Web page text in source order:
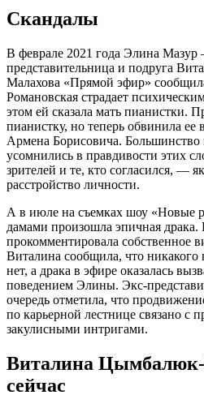
Скандалы
В феврале 2021 года Элина
представительница и подруга
Малахова «Прямой эфир»
Романовская страдает
этом ей сказала мать пианистки.
пианистку, но теперь обвинила
Армена Борисовича. Большинство
усомнились в правдивости этих
зрителей и те, кто согласился, —
расстройство личности.
А в июле на съемках шоу «Новые
дамами произошла эпичная драка.
прокомментировала собственное
Виталина сообщила, что никакого
нет, а драка в эфире оказалась
поведением Элины. Экс-
очередь отметила, что
по карьерной лестнице связано с
закулисными интригами.
Виталина Цымбалюк-
сейчас